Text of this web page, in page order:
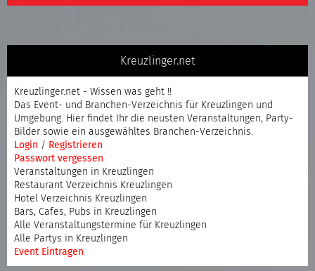
Kreuzlinger.net
Kreuzlinger.net - Wissen was geht !!
Das Event- und Branchen-Verzeichnis für Kreuzlingen und
Umgebung. Hier findet Ihr die neusten Veranstaltungen, Party-
Bilder sowie ein ausgewähltes Branchen-Verzeichnis.
Login / Registrieren
Passwort vergessen
Veranstaltungen in Kreuzlingen
Restaurant Verzeichnis Kreuzlingen
Hotel Verzeichnis Kreuzlingen
Bars, Cafes, Pubs in Kreuzlingen
Alle Veranstaltungstermine für Kreuzlingen
Alle Partys in Kreuzlingen
Event Eintragen